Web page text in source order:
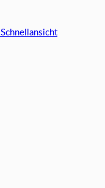
Schnellansicht